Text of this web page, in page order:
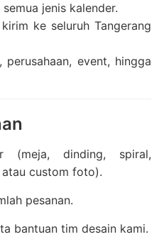
jenis kalender.
ke seluruh Tangerang
event, hingga
(meja, dinding, spiral,
custom foto).
pesanan.
bantuan tim desain kami.